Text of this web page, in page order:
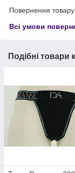
Повернення
Всі умови
Подібні товари